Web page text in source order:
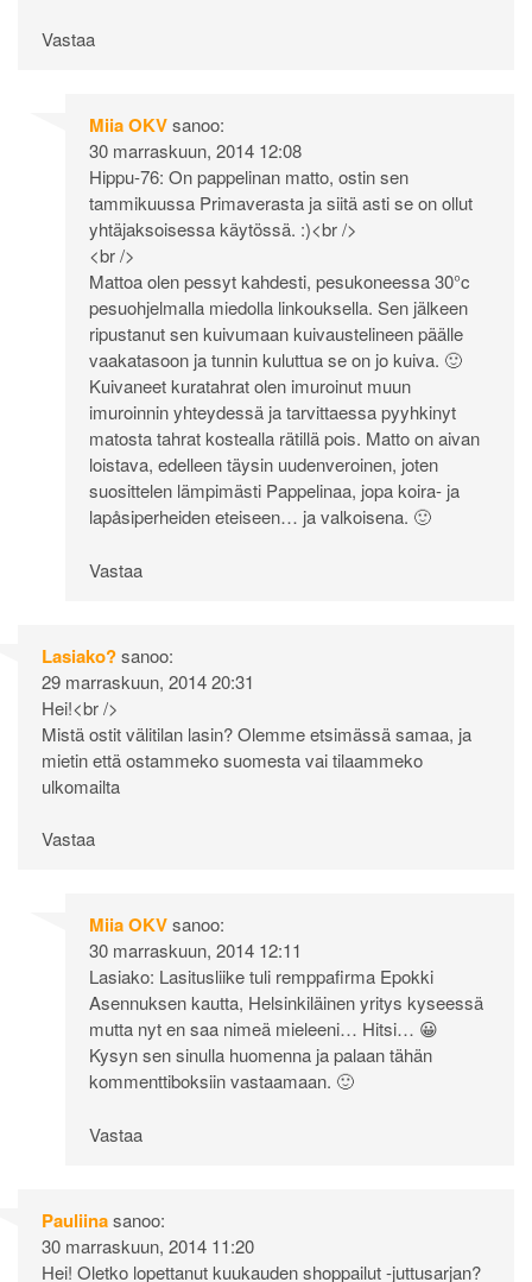
Vastaa
Miia OKVsanoo:
30 marraskuun, 2014 12:08
Hippu-76: On pappelinan matto, ostin sen
tammikuussa Primaverasta ja siitä asti se on ollut
yhtäjaksoisessa käytössä. :)<br />
<br />
Mattoa olen pessyt kahdesti, pesukoneessa 30°c
pesuohjelmalla miedolla linkouksella. Sen jälkeen
ripustanut sen kuivumaan kuivaustelineen päälle
vaakatasoon ja tunnin kuluttua se on jo kuiva. 🙂
Kuivaneet kuratahrat olen imuroinut muun
imuroinnin yhteydessä ja tarvittaessa pyyhkinyt
matosta tahrat kostealla rätillä pois. Matto on aivan
loistava, edelleen täysin uudenveroinen, joten
suosittelen lämpimästi Pappelinaa, jopa koira- ja
lapåsiperheiden eteiseen… ja valkoisena. 🙂
Vastaa
Lasiako?sanoo:
29 marraskuun, 2014 20:31
Hei!<br />
Mistä ostit välitilan lasin? Olemme etsimässä samaa, ja
mietin että ostammeko suomesta vai tilaammeko
ulkomailta
Vastaa
Miia OKVsanoo:
30 marraskuun, 2014 12:11
Lasiako: Lasitusliike tuli remppafirma Epokki
Asennuksen kautta, Helsinkiläinen yritys kyseessä
mutta nyt en saa nimeä mieleeni… Hitsi… 😀
Kysyn sen sinulla huomenna ja palaan tähän
kommenttiboksiin vastaamaan. 🙂
Vastaa
Pauliinasanoo:
30 marraskuun, 2014 11:20
Hei! Oletko lopettanut kuukauden shoppailut -juttusarjan?